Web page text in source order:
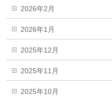
2026年2月
2026年1月
2025年12月
2025年11月
2025年10月